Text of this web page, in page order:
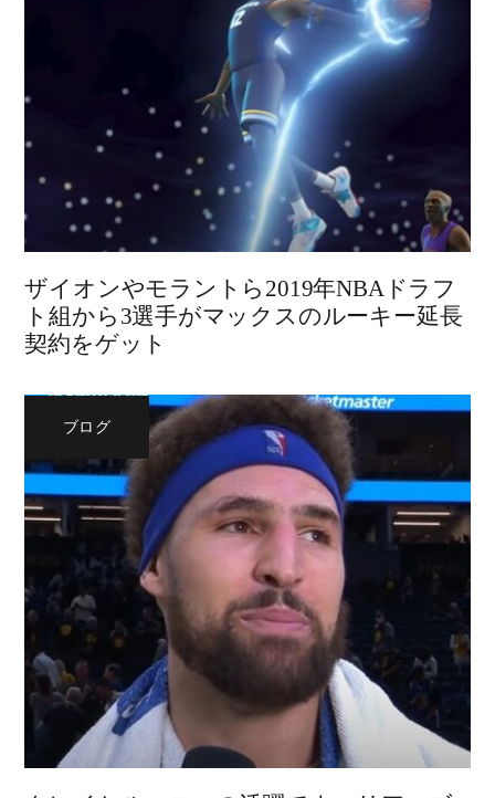
ザイオンやモラントら2019年NBAドラフ
ト組から3選手がマックスのルーキー延長
契約をゲット
ブログ